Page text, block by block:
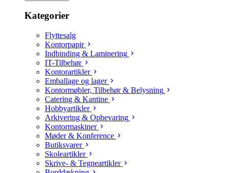
Kategorier
Flyttesalg
Kontorpapir
Indbinding & Laminering
IT-Tilbehør
Kontorartikler
Emballage og lager
Kontormøbler, Tilbehør & Belysning
Catering & Kantine
Hobbyartikler
Arkivering & Opbevaring
Kontormaskiner
Møder & Konference
Butiksvarer
Skoleartikler
Skrive- & Tegneartikler